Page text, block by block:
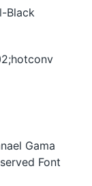
Black
Gama
Font